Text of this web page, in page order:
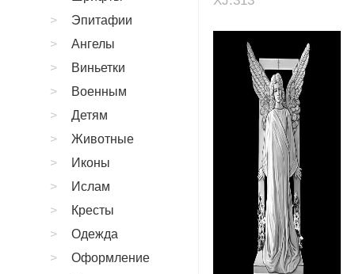
Эпитафии
Ангелы
Виньетки
Военным
Детям
Животные
Иконы
Ислам
Кресты
Одежда
Оформление